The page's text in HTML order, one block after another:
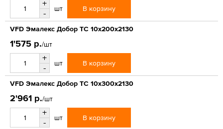
+
-
шт В корзину
VFD Эмалекс Добор ТС 10x200x2130
1'575 р./шт
+
-
шт В корзину
VFD Эмалекс Добор ТС 10x300x2130
2'961 р./шт
+
-
шт В корзину